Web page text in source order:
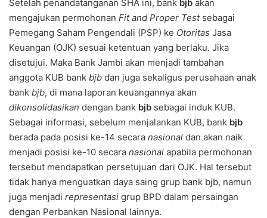
Setelah penandatanganan SHA ini, bank bjb akan
mengajukan permohonan Fit and Proper Testsebagai
Pemegang Saham Pengendali (PSP) ke Otoritas Jasa
Keuangan (OJK) sesuai ketentuan yang berlaku. Jika
disetujui. Maka Bank Jambi akan menjadi tambahan
anggota KUB bank bjb dan juga sekaligus perusahaan anak
bank bjb, di mana laporan keuangannya akan
dikonsolidasikan dengan bank bjb sebagai induk KUB.
Sebagai informasi, sebelum menjalankan KUB, bank bjb
berada pada posisi ke-14 secara nasional dan akan naik
menjadi posisi ke-10 secara nasional apabila permohonan
tersebut mendapatkan persetujuan dari OJK. Hal tersebut
tidak hanya menguatkan daya saing grup bank bjb, namun
juga menjadi representasi grup BPD dalam persaingan
dengan Perbankan Nasional lainnya.